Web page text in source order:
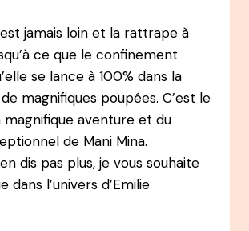
jamais loin et la rattrape à
ce que le confinement
se lance à 100% dans la
magnifiques poupées. C’est le
aventure et du
de Mani Mina.
dis pas plus, je vous souhaite
dans l’univers d’Emilie